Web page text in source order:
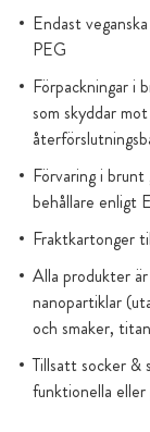
Endast
PEG
Förpackningar i
som skyddar
Förvaring i
behållare enligt
Fraktkartonger
Alla produkter
nanopartiklar
och smaker,
Tillsatt socker &
funktionella